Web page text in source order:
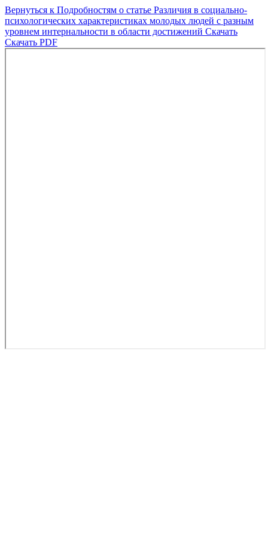
Вернуться к Подробностям о статье Различия в социально-
психологических характеристиках молодых людей с разным
уровнем интернальности в области достижений Скачать
Скачать PDF